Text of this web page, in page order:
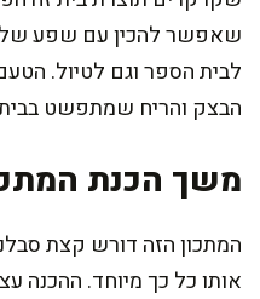
שאפשר להכין עם שפע של
לבית הספר וגם לטיול.
הבצק והריח שמתפשט
משך הכנת
המתכון הזה דורש קצת